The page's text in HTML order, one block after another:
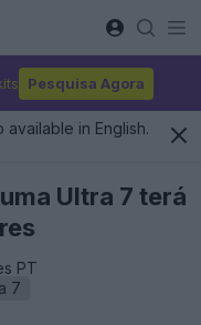
Pesquisa Agora
in English.
Ultra 7 terá
PT
7